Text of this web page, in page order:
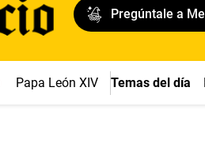
Pregúntale a
Papa León XIV Temas del día